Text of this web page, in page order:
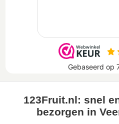
123Fruit.nl: snel
bezorgen in